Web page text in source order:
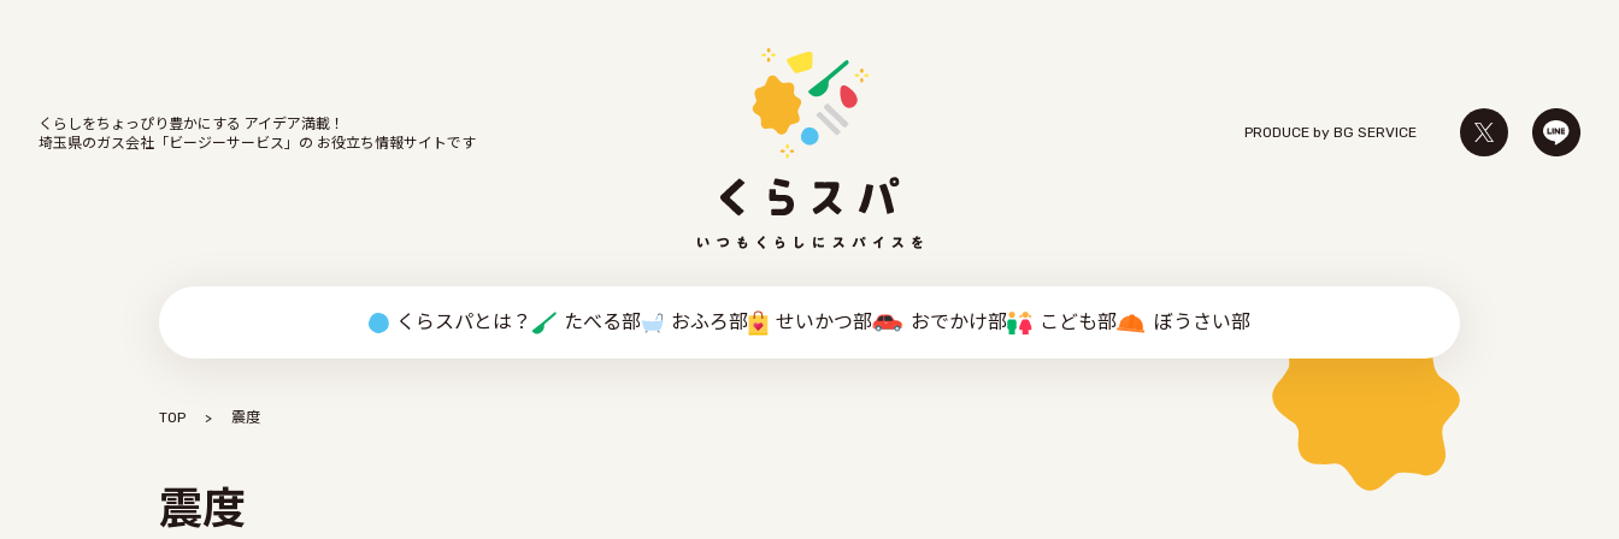
くらしをちょっぴり豊かにする アイデア満載！
埼玉県のガス会社「ビージーサービス」の お役立ち情報サイトです
PRODUCE by ︎BG SERVICE
くらスパとは？ たべる部 おふろ部 せいかつ部 おでかけ部 こども部 ぼうさい部
TOP 震度
震度